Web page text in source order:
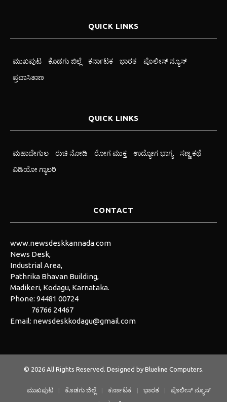
QUICK LINKS
ಮುಖಪುಟ ಕೊಡಗು ಜಿಲ್ಲೆ ಕರ್ನಾಟಕ ಭಾರತ
ಪೊಲೀಸ್ ನ್ಯೂಸ್
ಪ್ರವಾಸಿತಾಣ
QUICK LINKS
ಮಹಾದೇಗುಲ ರುಚಿ ನೋಡಿ ರೋಗ ಮುಕ್ತ ಉದ್ಯೋಗ ಭಾಗ್ಯ
ಸಣ್ಣ ಕಥೆ
ವಿಡಿಯೋ ಗ್ಯಾಲರಿ
CONTACT
www.newsdeskkannada.com
News Desk,
Industrial Area,
Pathrika Bhavan Building,
Madikeri, Kodagu, Karnataka.
Phone: 94481 00724
76766 24467
Email: newsdeskkodagu@gmail.com
© 2026 All Rights Reserved. Designed by Blueline Computers
ಮುಖಪುಟ ಕೊಡಗು ಜಿಲ್ಲೆ ಕರ್ನಾಟಕ ಭಾರತ
ಪೊಲೀಸ್ ನ್ಯೂಸ್